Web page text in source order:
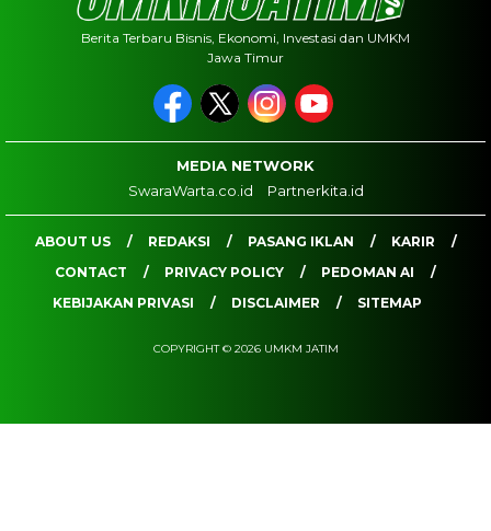
Berita Terbaru Bisnis, Ekonomi, Investasi dan UMKM
Jawa Timur
MEDIA NETWORK
SwaraWarta.co.id
Partnerkita.id
ABOUT US REDAKSI PASANG IKLAN
KARIR
CONTACT
PRIVACY POLICY
PEDOMAN AI
KEBIJAKAN PRIVASI
DISCLAIMER SITEMAP
COPYRIGHT © 2026 UMKM JATIM